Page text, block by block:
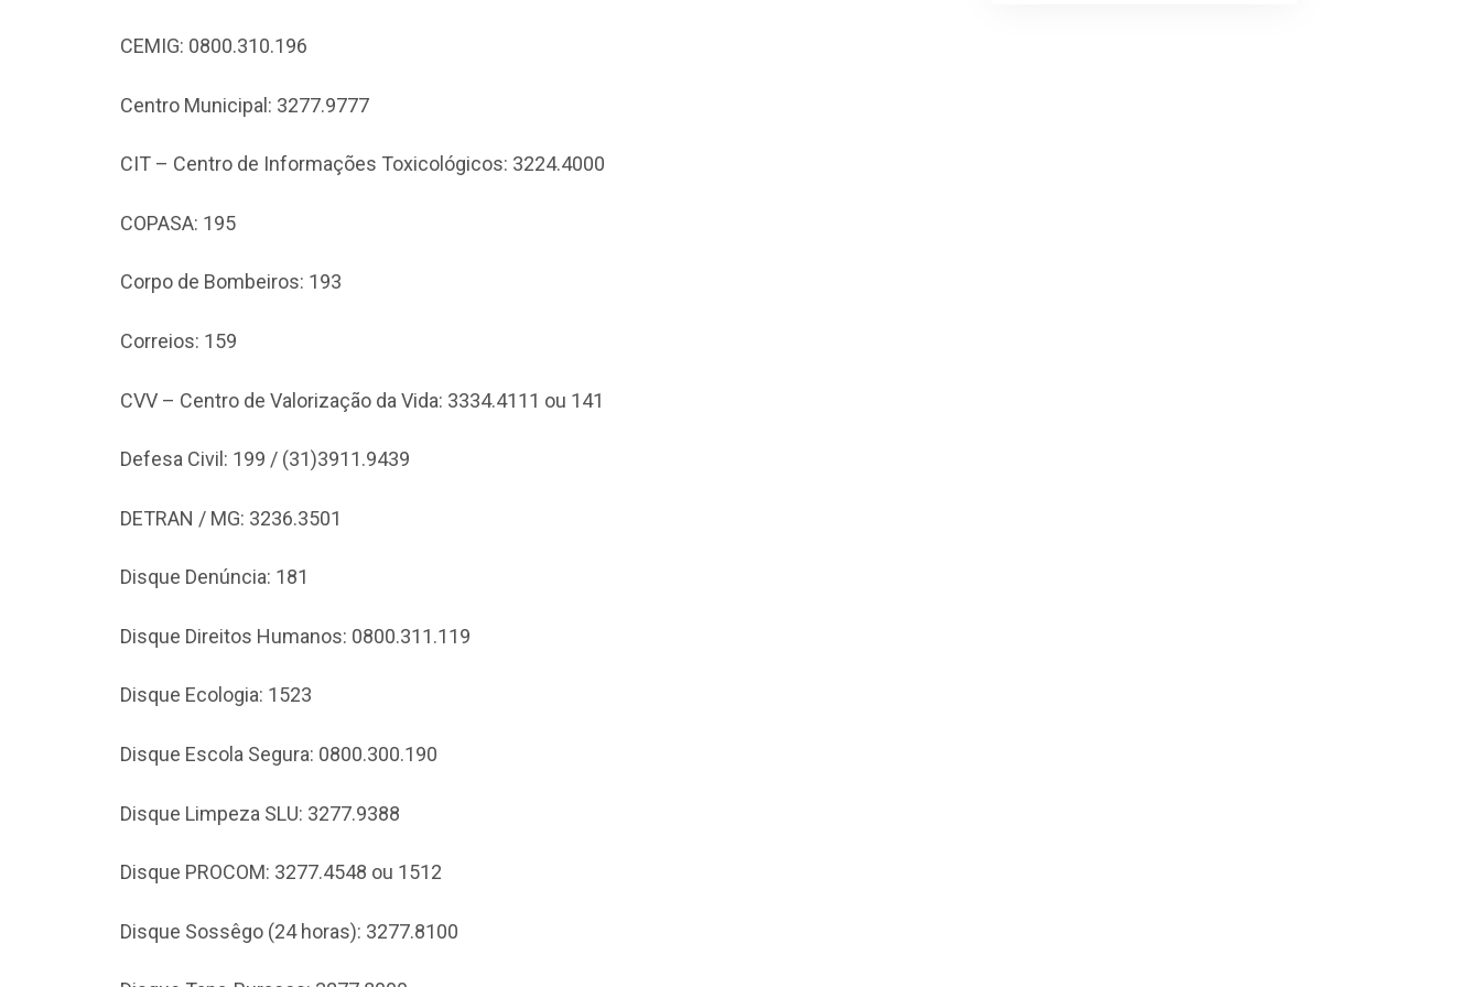
CEMIG: 0800.310.196
Centro Municipal: 3277.9777
CIT – Centro de Informações Toxicológicos: 3224.4000
COPASA: 195
Corpo de Bombeiros: 193
Correios: 159
CVV – Centro de Valorização da Vida: 3334.4111 ou 141
Defesa Civil: 199 / (31)3911.9439
DETRAN / MG: 3236.3501
Disque Denúncia: 181
Disque Direitos Humanos: 0800.311.119
Disque Ecologia: 1523
Disque Escola Segura: 0800.300.190
Disque Limpeza SLU: 3277.9388
Disque PROCOM: 3277.4548 ou 1512
Disque Sossêgo (24 horas): 3277.8100